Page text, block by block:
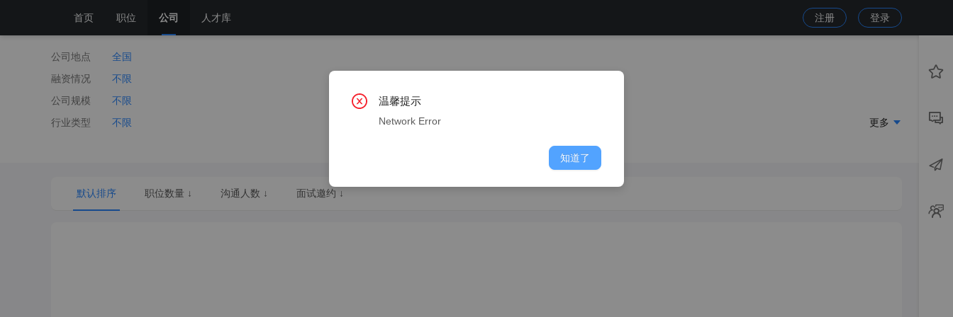
首页 职位 公司 人才库 注册 登录
公司地点
全国
融资情况
不限
公司规模
不限
更多
行业类型 不限
默认排序 职位数量 ↓ 沟通人数 ↓ 面试邀约 ↓
温馨提示
Network Error
知道了